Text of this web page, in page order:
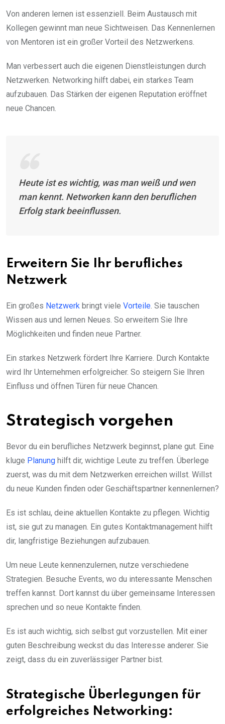
Von anderen lernen ist essenziell. Beim Austausch mit
Kollegen gewinnt man neue Sichtweisen. Das Kennenlernen
von Mentoren ist ein großer Vorteil des Netzwerkens.
Man verbessert auch die eigenen Dienstleistungen durch
Netzwerken. Networking hilft dabei, ein starkes Team
aufzubauen. Das Stärken der eigenen Reputation eröffnet
neue Chancen.
Heute ist es wichtig, was man weiß und wen
man kennt. Networken kann den beruflichen
Erfolg stark beeinflussen.
Erweitern Sie Ihr berufliches
Netzwerk
Ein großes Netzwerk bringt viele Vorteile. Sie tauschen
Wissen aus und lernen Neues. So erweitern Sie Ihre
Möglichkeiten und finden neue Partner.
Ein starkes Netzwerk fördert Ihre Karriere. Durch Kontakte
wird Ihr Unternehmen erfolgreicher. So steigern Sie Ihren
Einfluss und öffnen Türen für neue Chancen.
Strategisch vorgehen
Bevor du ein berufliches Netzwerk beginnst, plane gut. Eine
kluge Planung hilft dir, wichtige Leute zu treffen. Überlege
zuerst, was du mit dem Netzwerken erreichen willst. Willst
du neue Kunden finden oder Geschäftspartner kennenlernen?
Es ist schlau, deine aktuellen Kontakte zu pflegen. Wichtig
ist, sie gut zu managen. Ein gutes Kontaktmanagement hilft
dir, langfristige Beziehungen aufzubauen.
Um neue Leute kennenzulernen, nutze verschiedene
Strategien. Besuche Events, wo du interessante Menschen
treffen kannst. Dort kannst du über gemeinsame Interessen
sprechen und so neue Kontakte finden.
Es ist auch wichtig, sich selbst gut vorzustellen. Mit einer
guten Beschreibung weckst du das Interesse anderer. Sie
zeigt, dass du ein zuverlässiger Partner bist.
Strategische Überlegungen für
erfolgreiches Networking: